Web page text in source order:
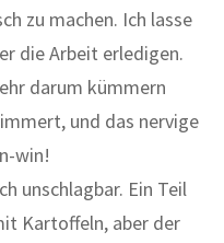
zu machen. Ich lasse
die Arbeit erledigen.
darum kümmern
und das nervige
win!
unschlagbar. Ein Teil
Kartoffeln, aber der